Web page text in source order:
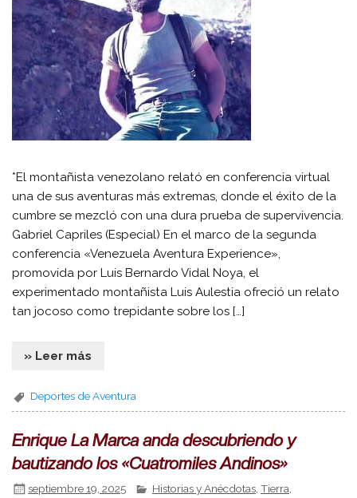
*El montañista venezolano relató en conferencia virtual
una de sus aventuras más extremas, donde el éxito de la
cumbre se mezcló con una dura prueba de supervivencia.
Gabriel Capriles (Especial) En el marco de la segunda
conferencia «Venezuela Aventura Experience»,
promovida por Luis Bernardo Vidal Noya, el
experimentado montañista Luis Aulestia ofreció un relato
tan jocoso como trepidante sobre los […]
» Leer más
Deportes de Aventura
Enrique La Marca anda descubriendo y
bautizando los «Cuatromiles Andinos»
septiembre 19, 2025 Historias y Anécdotas ,Tierra